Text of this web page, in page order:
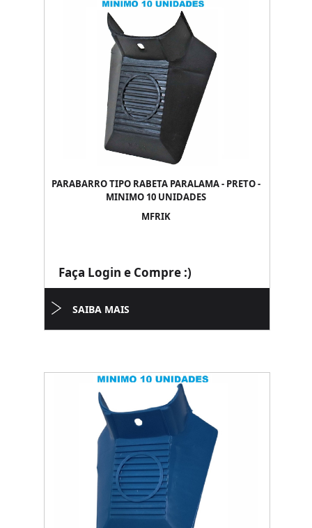
PARABARRO TIPO RABETA PARALAMA - PRETO -
MINIMO 10 UNIDADES
MFRIK
Faça Login e Compre :)
SAIBA MAIS